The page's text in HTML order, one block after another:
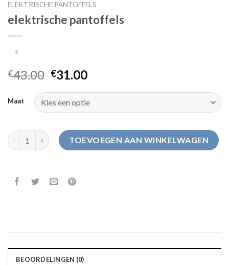
ELEKTRISCHE PANTOFFELS
elektrische pantoffels
€43.00 €31.00
Maat
elektrische pantoffels aantalTOEVOEGEN AAN WINKELWAGEN
BEOORDELINGEN (0)